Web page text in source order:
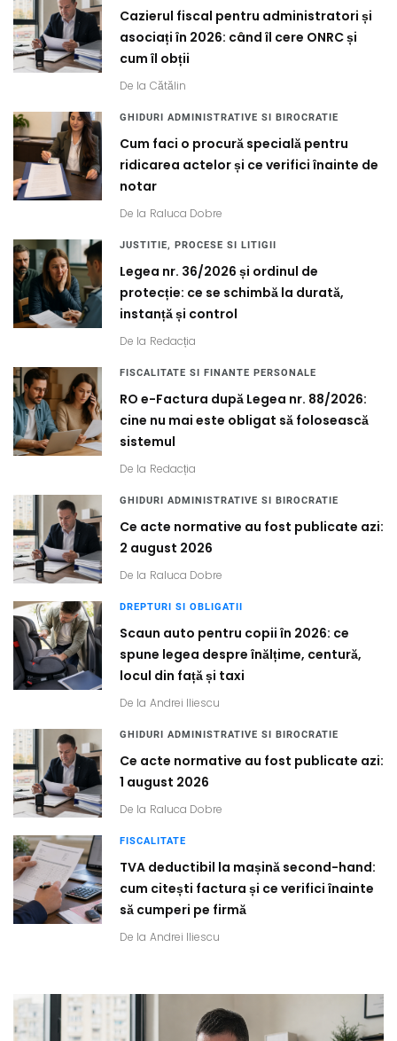
Cazierul fiscal pentru administratori și
asociați în 2026: când îl cere ONRC și
cum îl obții
De la Cătălin
GHIDURI ADMINISTRATIVE SI BIROCRATIE
Cum faci o procură specială pentru
ridicarea actelor și ce verifici înainte de
notar
De la Raluca Dobre
JUSTITIE, PROCESE SI LITIGII
Legea nr. 36/2026 și ordinul de
protecție: ce se schimbă la durată,
instanță și control
De la Redacția
FISCALITATE SI FINANTE PERSONALE
RO e-Factura după Legea nr. 88/2026:
cine nu mai este obligat să folosească
sistemul
De la Redacția
GHIDURI ADMINISTRATIVE SI BIROCRATIE
Ce acte normative au fost publicate azi:
2 august 2026
De la Raluca Dobre
DREPTURI SI OBLIGATII
Scaun auto pentru copii în 2026: ce
spune legea despre înălțime, centură,
locul din față și taxi
De la Andrei Iliescu
GHIDURI ADMINISTRATIVE SI BIROCRATIE
Ce acte normative au fost publicate azi:
1 august 2026
De la Raluca Dobre
FISCALITATE
TVA deductibil la mașină second-hand:
cum citești factura și ce verifici înainte
să cumperi pe firmă
De la Andrei Iliescu